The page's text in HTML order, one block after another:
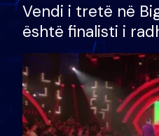
Vendi i tretë në
është finalisti i